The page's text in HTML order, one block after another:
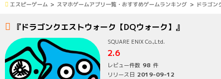
エスピーゲーム スマホゲームアプリ一覧・おすすめゲームランキング ドラゴン
『ドラゴンクエストウォーク【DQウォーク】』
SQUARE ENIX Co.,Ltd.
2.6
レビュー件数 98 件
リリース日 2019-09-12